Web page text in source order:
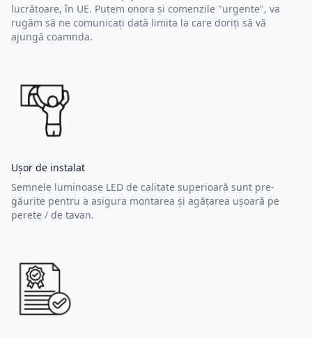
lucrătoare, în UE. Putem onora și comenzile "urgente", va
rugăm să ne comunicați dată limita la care doriți să vă
ajungă coamnda.
Ușor de instalat
Semnele luminoase LED de calitate superioară sunt pre-
găurite pentru a asigura montarea și agățarea ușoară pe
perete / de tavan.